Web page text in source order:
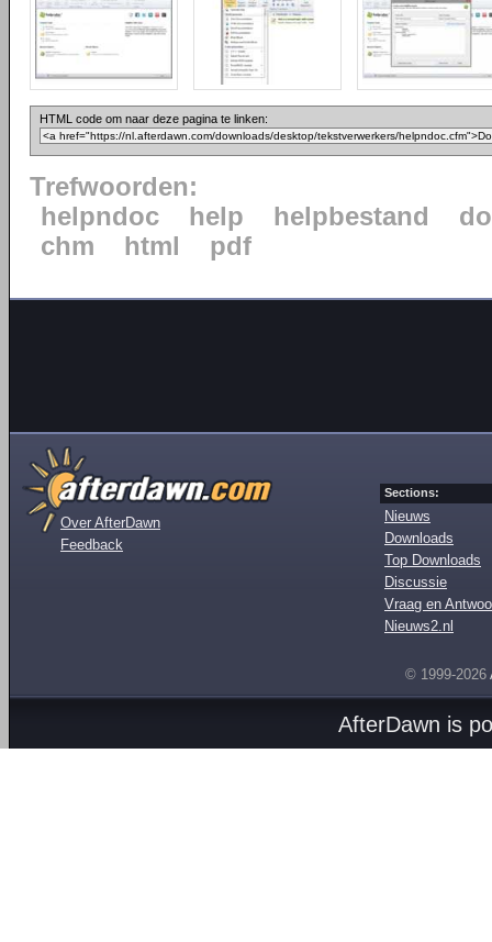
HTML code om naar deze pagina te linken:
Trefwoorden:
helpndoc
help helpbestand
chm
html pdf
Over AfterDawn
Feedback
Sections:
Nieuws
Downloads
Top Downloads
Discussie
Vraag en
Nieuws2.nl
© 1999-2026
AfterDawn is